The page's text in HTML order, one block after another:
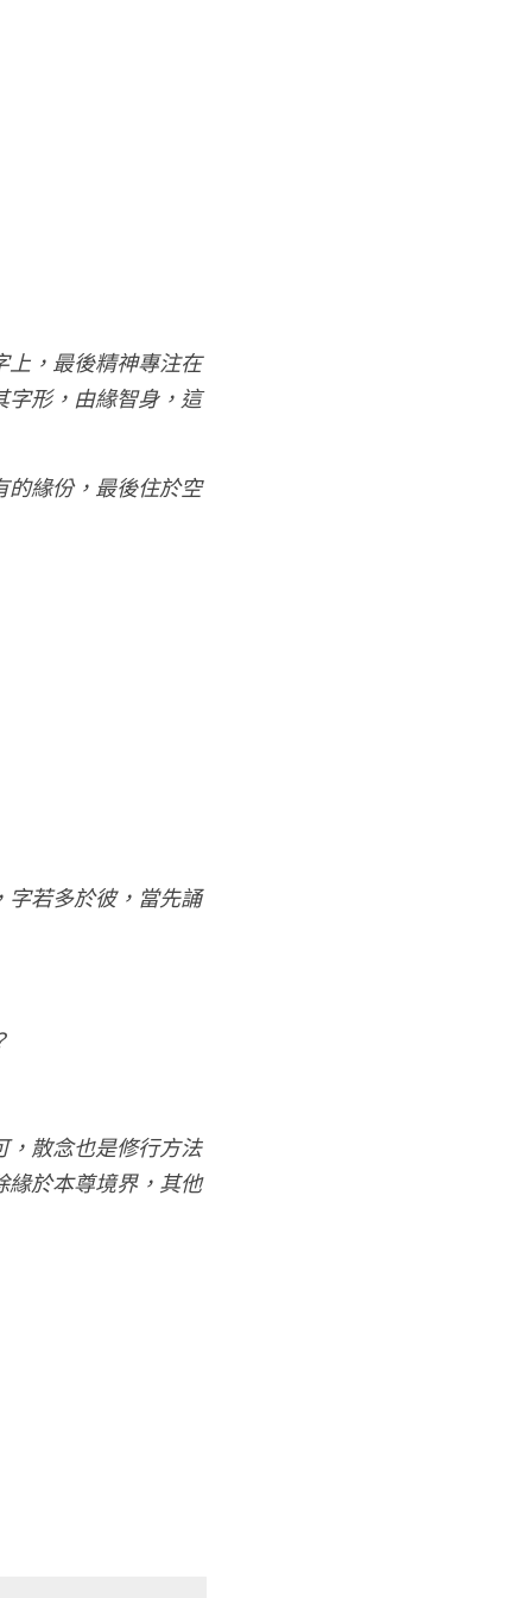
上，最後精神專注在
字形，由緣智身，這
的緣份，最後住於空
字若多於彼，當先誦
，散念也是修行方法
緣於本尊境界，其他